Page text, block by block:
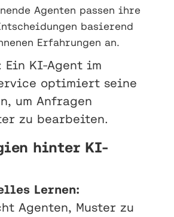
Agenten passen ihre
basierend
Erfahrungen an.
Ein KI-Agent im
optimiert seine
um Anfragen
zu bearbeiten.
hinter KI-
Lernen:
Agenten, Muster zu